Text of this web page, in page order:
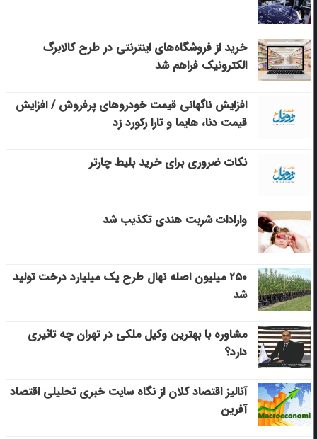
خرید از فروشگاه‌های اینترنتی در طرح کالابرگ
الکترونیک فراهم شد
افزایش ناگهانی قیمت خودروهای پرفروش / افزایش
قیمت دنا، هایما و تارا رکورد زد
نکات ضروری برای خرید بلیط چارتر
وارادات شربت هندی تکذیب شد
۲۵۰ میلیون اصله نهال طرح یک میلیارد درخت تولید
شد
مشاوره با بهترین وکیل ملکی در تهران چه تاثیری
دارد؟
آنالیز اقتصاد کلان از نگاه سایت خبری تحلیلی اقتصاد
آفرین